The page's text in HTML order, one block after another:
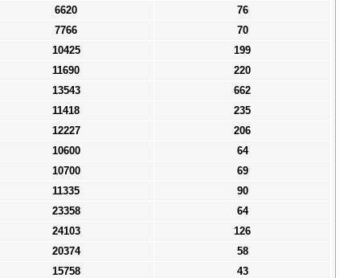
6620
76
7766
70
10425
199
11690
220
13543
662
11418
235
12227
206
10600
64
10700
69
11335
90
23358
64
24103
126
20374
58
15758
43